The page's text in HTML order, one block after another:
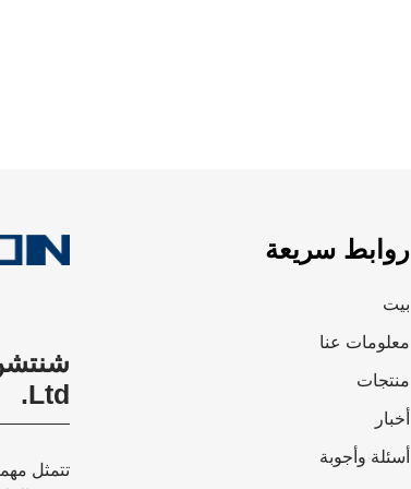
Ltd.
تتمثل
روابط سريعة
بيت
معلومات عنا
منتجات
أخبار
أسئلة وأجوبة